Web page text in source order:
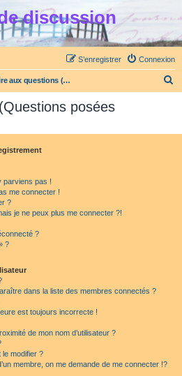
discussion
Connexion
S’enregistrer
Foire aux questions (Questions posées fréquemment)
posées
parviens pas !
me connecter !
?
je ne peux plus me connecter ?!
?
?
dans la liste des membres connectés ?
est toujours incorrecte !
de mon nom d’utilisateur ?
le modifier ?
membre, on me demande de me connecter !?